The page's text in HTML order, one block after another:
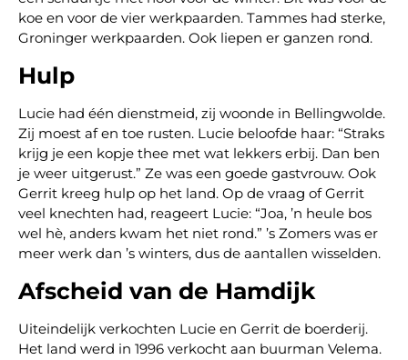
koe en voor de vier werkpaarden. Tammes had sterke,
Groninger werkpaarden. Ook liepen er ganzen rond.
Hulp
Lucie had één dienstmeid, zij woonde in Bellingwolde.
Zij moest af en toe rusten. Lucie beloofde haar: “Straks
krijg je een kopje thee met wat lekkers erbij. Dan ben
je weer uitgerust.” Ze was een goede gastvrouw. Ook
Gerrit kreeg hulp op het land. Op de vraag of Gerrit
veel knechten had, reageert Lucie: “Joa, ’n heule bos
wel hè, anders kwam het niet rond.” ’s Zomers was er
meer werk dan ’s winters, dus de aantallen wisselden.
Afscheid van de Hamdijk
Uiteindelijk verkochten Lucie en Gerrit de boerderij.
Het land werd in 1996 verkocht aan buurman Velema.